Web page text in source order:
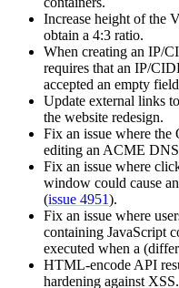
Increase height of the
obtain a 4:3 ratio.
When creating an IP/
requires that an IP/
accepted an empty
Update external links
the website redesign.
Fix an issue where
editing an ACME
Fix an issue where
window could cause
(issue 4951).
Fix an issue where
containing JavaScript
executed when a
HTML-encode API
hardening against XSS.